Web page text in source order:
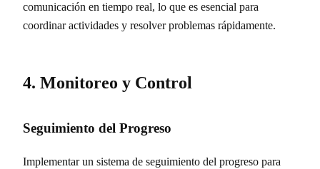
comunicación en tiempo real, lo que es esencial para
coordinar actividades y resolver problemas rápidamente.
4. Monitoreo y Control
Seguimiento del Progreso
Implementar un sistema de seguimiento del progreso para